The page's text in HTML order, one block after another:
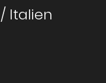
Italien